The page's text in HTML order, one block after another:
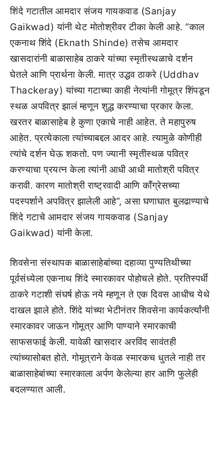
शिंदे गटातील आमदार संजय गायकवाड (Sanjay
Gaikwad) यांनी थेट मोतोश्रीवर टीका केली आहे. “काल
एकनाथ शिंदे (Eknath Shinde) तसेच आमदार
खासदारांनी बाळासाहेब ठाकरे यांच्या स्मृतीस्थळाचे दर्शन
घेतले आणि प्रार्थना केली. मात्र उद्धव ठाकरे (Uddhav
Thackeray) यांच्या गटाच्या काही नेत्यांनी गोमूत्र शिंपडून
स्थळ अपवित्र झालं म्हणून शुद्ध करण्याचा प्रकार केला.
खरतर बाळासाहेब हे कुणा एकाचे नाही आहेत. ते महापुरुष
आहेत. प्रत्येकाला त्यांच्याबद्दल आदर आहे. त्यामुळे कोणीही
त्यांचे दर्शन घेऊ शकतो. पण ज्यानी स्मृतीस्थळ पवित्र
करण्याचा प्रयत्न केला त्यांनी आधी आधी मातोश्री पवित्र
करावी. कारण मातोश्री राष्ट्रवादी आणि काँग्रेसच्या
पदस्पर्शाने अपवित्र झालेली आहे”, असा घणाघात बुलढाण्याचे
शिंदे गटाचे आमदार संजय गायकवाड (Sanjay
Gaikwad) यांनी केला.
शिवसेना संस्थापक बाळासाहेबांच्या दहाव्या पुण्यतिथीच्या
पूर्वसंध्येला एकनाथ शिंदे स्मारकावर पोहोचले होते. प्रतिस्पर्धी
ठाकरे गटाशी संघर्ष होऊ नये म्हणून ते एक दिवस आधीच येथे
दाखल झाले होते. शिंदे यांच्या भेटीनंतर शिवसेना कार्यकर्त्यांनी
स्मारकावर जाऊन गोमूत्र आणि पाण्याने स्मारकाची
साफसफाई केली. यावेळी खासदार अरविंद सावंतही
त्यांच्यासोबत होते. गोमूत्राने केवळ स्मारकच धुतले नाही तर
बाळासाहेबांच्या स्मारकाला अर्पण केलेल्या हार आणि फुलेही
बदलण्यात आली.